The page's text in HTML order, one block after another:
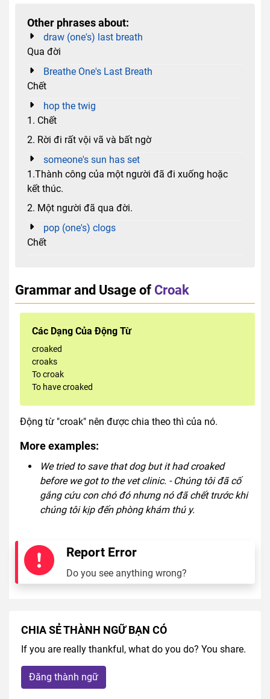
Other phrases about:
draw (one's) last breath
Qua đời
Breathe One's Last Breath
Chết
hop the twig
1. Chết
2. Rời đi rất vội vã và bất ngờ
someone's sun has set
1.Thành công của một người đã đi xuống hoặc
kết thúc.
2. Một người đã qua đời.
pop (one's) clogs
Chết
Grammar and Usage of Croak
Các Dạng Của Động Từ
croaked
croaks
To croak
To have croaked
Động từ "croak" nên được chia theo thì của nó.
More examples:
We tried to save that dog but it had croaked
before we got to the vet clinic. - Chúng tôi đã cố
gắng cứu con chó đó nhưng nó đã chết trước khi
chúng tôi kịp đến phòng khám thú y.
Report Error
Do you see anything wrong?
CHIA SẺ THÀNH NGỮ BẠN CÓ
If you are really thankful, what do you do? You share.
Đăng thành ngữ